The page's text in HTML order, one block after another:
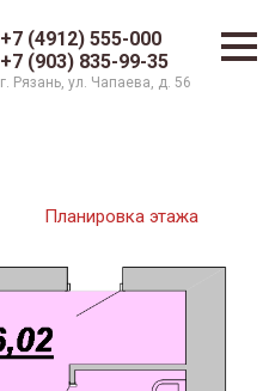
+7 (4912) 555-000
+7 (903) 835-99-35
г. Рязань, ул. Чапаева, д. 56
Планировка этажа